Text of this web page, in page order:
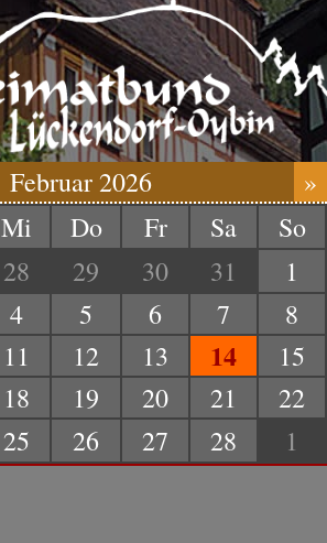
Februar 2026
»
Mi Do Fr Sa
So
28 29 30 31
1
4 5 6 7
8
11 12 13 14
15
18 19 20 21
22
25 26 27 28 1